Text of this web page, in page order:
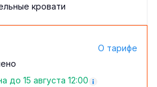
кровати
О тарифе
до 15 августа 12:00